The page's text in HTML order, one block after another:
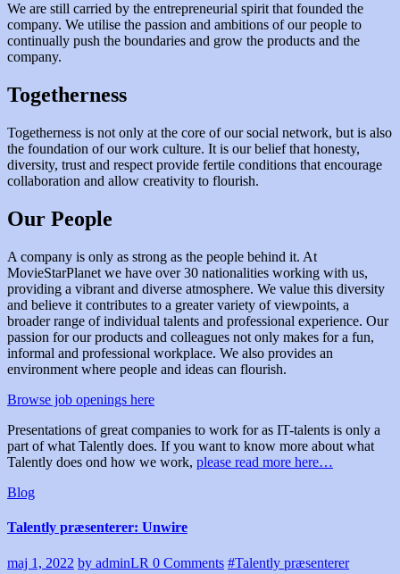
We are still carried by the entrepreneurial spirit that founded the
company. We utilise the passion and ambitions of our people to
continually push the boundaries and grow the products and the
company.
Togetherness
Togetherness is not only at the core of our social network, but is also
the foundation of our work culture. It is our belief that honesty,
diversity, trust and respect provide fertile conditions that encourage
collaboration and allow creativity to flourish.
Our People
A company is only as strong as the people behind it. At
MovieStarPlanet we have over 30 nationalities working with us,
providing a vibrant and diverse atmosphere. We value this diversity
and believe it contributes to a greater variety of viewpoints, a
broader range of individual talents and professional experience. Our
passion for our products and colleagues not only makes for a fun,
informal and professional workplace. We also provides an
environment where people and ideas can flourish.
Browse job openings here
Presentations of great companies to work for as IT-talents is only a
part of what Talently does. If you want to know more about what
Talently does ond how we work, please read more here…
Blog
Talently præsenterer: Unwire
maj 1, 2022 by adminLR 0 Comments #Talently præsenterer